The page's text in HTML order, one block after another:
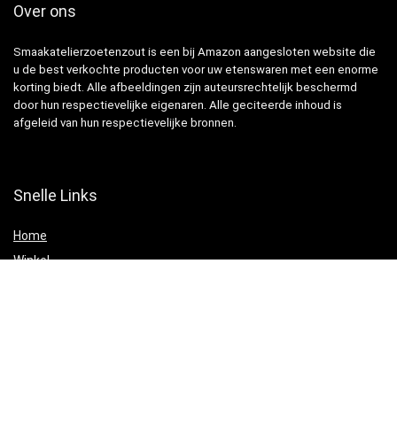
Over ons
Smaakatelierzoetenzout is een bij Amazon aangesloten website die
u de best verkochte producten voor uw etenswaren met een enorme
korting biedt. Alle afbeeldingen zijn auteursrechtelijk beschermd
door hun respectievelijke eigenaren. Alle geciteerde inhoud is
afgeleid van hun respectievelijke bronnen.
Snelle Links
Home
Winkel